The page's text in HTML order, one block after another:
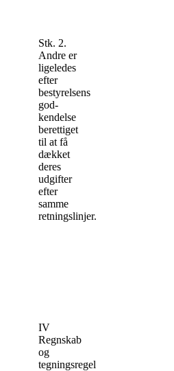
Stk. 2.
Andre er
ligeledes
efter
bestyrelsens
god­
kendelse
berettiget
til at få
dækket
deres
udgifter
efter
samme
retningslinjer.
IV
Regnskab
og
tegningsregel